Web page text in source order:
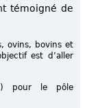
témoigné de
ovins, bovins et
est d’aller
pour le pôle